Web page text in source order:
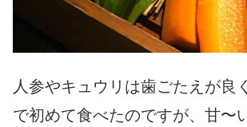
人参やキュウリは歯ごたえが良
で初めて食べたのですが、甘〜